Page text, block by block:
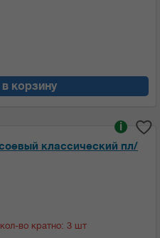
корзину
классический пл/
i
во кратно: 3 шт